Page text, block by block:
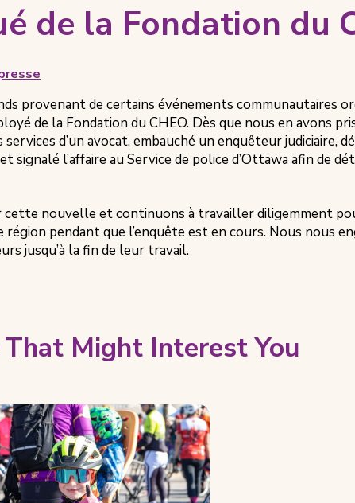
de la Fondation du
provenant de certains événements communautaires
de la Fondation du CHEO. Dès que nous en avons
d’un avocat, embauché un enquêteur judiciaire,
signalé l’affaire au Service de police d’Ottawa afin de
cette nouvelle et continuons à travailler diligemment
pendant que l’enquête est en cours. Nous nous
jusqu’à la fin de leur travail.
Might Interest You